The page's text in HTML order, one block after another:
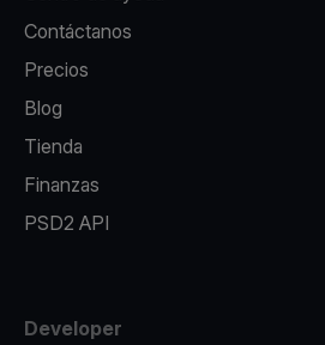
Contáctanos
Precios
Blog
Tienda
Finanzas
PSD2 API
Developer